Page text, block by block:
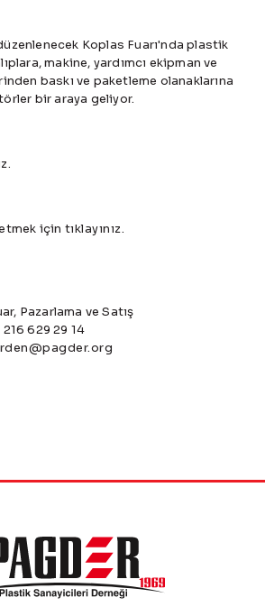
Koplas Fuarı'nda plastik
makine, yardımcı ekipman ve
baskı ve paketleme olanaklarına
bir araya geliyor.
için tıklayınız.
Pazarlama ve Satış
629 29 14